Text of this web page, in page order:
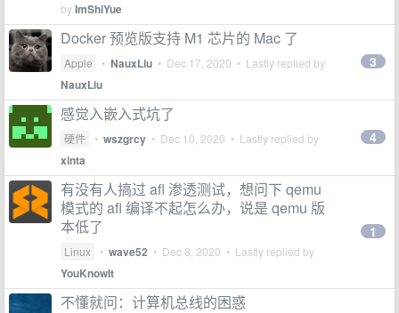
byImShiYue
Docker 预览版支持 M1 芯片的 Mac 了
Apple • NauxLiu • Dec 17, 2020 • Lastly replied by
NauxLiu
3
感觉入嵌入式坑了
硬件 • wszgrcy • Dec 10, 2020 • Lastly replied by
xinta
4
有没有人搞过 afl 渗透测试，想问下 qemu
模式的 afl 编译不起怎么办，说是 qemu 版
本低了
Linux • wave52 • Dec 8, 2020 • Lastly replied by
YouKnowIt
1
不懂就问：计算机总线的困惑